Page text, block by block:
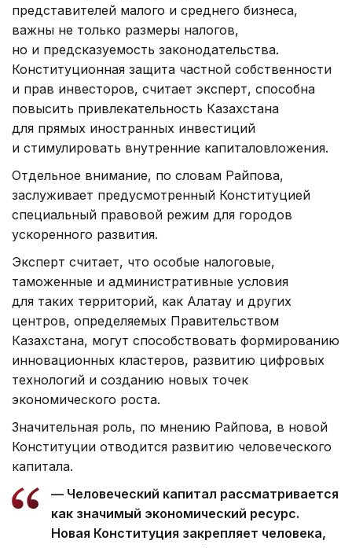
представителей малого и среднего бизнеса,
важны не только размеры налогов,
но и предсказуемость законодательства.
Конституционная защита частной собственности
и прав инвесторов, считает эксперт, способна
повысить привлекательность Казахстана
для прямых иностранных инвестиций
и стимулировать внутренние капиталовложения.
Отдельное внимание, по словам Райпова,
заслуживает предусмотренный Конституцией
специальный правовой режим для городов
ускоренного развития.
Эксперт считает, что особые налоговые,
таможенные и административные условия
для таких территорий, как Алатау и других
центров, определяемых Правительством
Казахстана, могут способствовать формированию
инновационных кластеров, развитию цифровых
технологий и созданию новых точек
экономического роста.
Значительная роль, по мнению Райпова, в новой
Конституции отводится развитию человеческого
капитала.
— Человеческий капитал рассматривается
как значимый экономический ресурс.
Новая Конституция закрепляет человека,